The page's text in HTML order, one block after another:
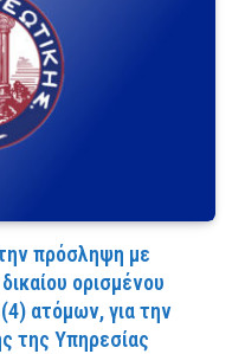
πρόσληψη με
ορισμένου
ατόμων, για την
της Υπηρεσίας